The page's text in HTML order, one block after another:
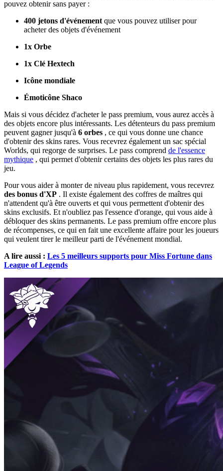
pouvez obtenir sans payer :
400 jetons d'événement que vous pouvez utiliser pour
acheter des objets d'événement
1x Orbe
1x Clé Hextech
Icône mondiale
Émoticône Shaco
Mais si vous décidez d'acheter le pass premium, vous aurez accès à
des objets encore plus intéressants. Les détenteurs du pass premium
peuvent gagner jusqu'à 6 orbes , ce qui vous donne une chance
d'obtenir des skins rares. Vous recevrez également un sac spécial
Worlds, qui regorge de surprises. Le pass comprend de l'essence
mythique , qui permet d'obtenir certains des objets les plus rares du
jeu.
Pour vous aider à monter de niveau plus rapidement, vous recevrez
des bonus d'XP . Il existe également des coffres de maîtres qui
n'attendent qu'à être ouverts et qui vous permettent d'obtenir des
skins exclusifs. Et n'oubliez pas l'essence d'orange, qui vous aide à
débloquer des skins permanents. Le pass premium offre encore plus
de récompenses, ce qui en fait une excellente affaire pour les joueurs
qui veulent tirer le meilleur parti de l'événement mondial.
A lire aussi : Les 5 meilleurs supports pour Miss Fortune dans
League of Legends